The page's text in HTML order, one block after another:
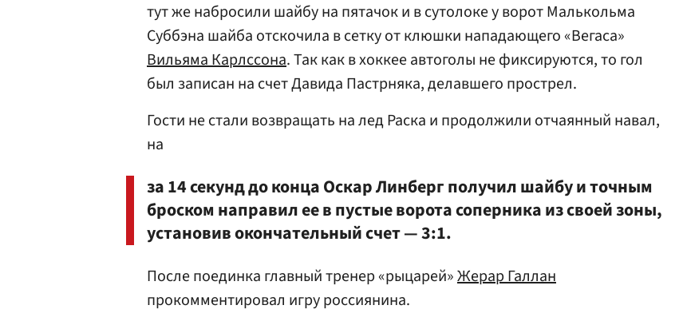
тут же набросили шайбу на пятачок и в сутолоке у ворот Малькольма
Суббэна шайба отскочила в сетку от клюшки нападающего «Вегаса»
Вильяма Карлссона. Так как в хоккее автоголы не фиксируются, то гол
был записан на счет Давида Пастрняка, делавшего прострел.
Гости не стали возвращать на лед Раска и продолжили отчаянный навал,
на
за 14 секунд до конца Оскар Линберг получил шайбу и точным
броском направил ее в пустые ворота соперника из своей зоны,
установив окончательный счет — 3:1.
После поединка главный тренер «рыцарей»Жерар Галлан
прокомментировал игру россиянина.